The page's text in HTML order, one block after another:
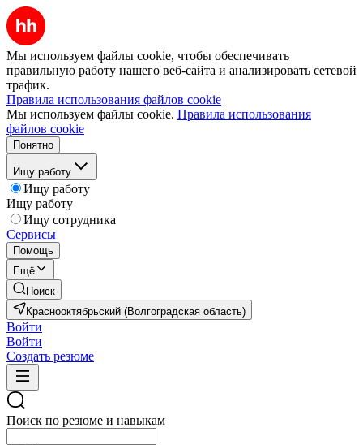
Мы используем файлы cookie, чтобы обеспечивать
правильную работу нашего веб-сайта и анализировать сетевой
трафик.
Правила использования файлов cookie
Мы используем файлы cookie. Правила использования
файлов cookie
Понятно
Ищу работу
Ищу работу
Ищу работу
Ищу сотрудника
Сервисы
Помощь
Ещё
Поиск
Краснооктябрьский (Волгоградская область)
Войти
Войти
Создать резюме
Поиск по резюме и навыкам